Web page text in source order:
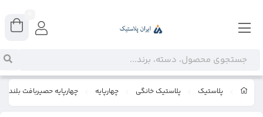
پلاستیک پلاستیک خانگی چهارپایه چهارپایه حصیربافت بلند